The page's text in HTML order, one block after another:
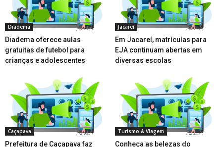
Diadema
Diadema oferece aulas
gratuitas de futebol para
crianças e adolescentes
Jacareí
Em Jacareí, matrículas para
EJA continuam abertas em
diversas escolas
Caçapava
Prefeitura de Caçapava faz
Turismo & Viagem
Conheça as belezas do